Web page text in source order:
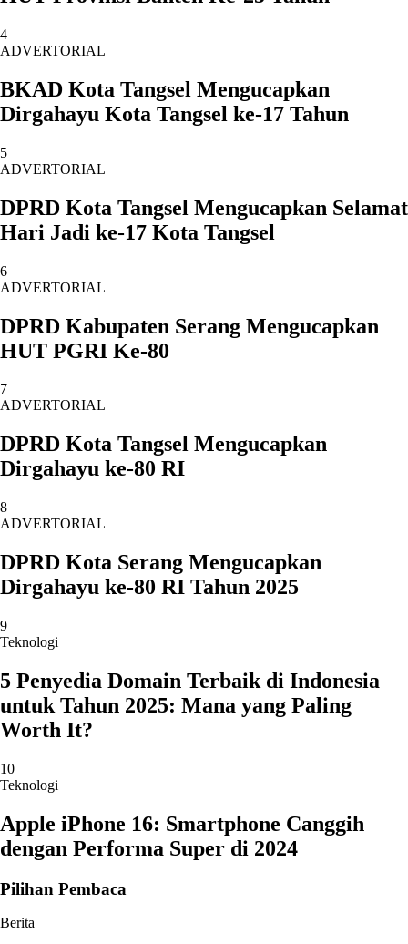
4
ADVERTORIAL
BKAD Kota Tangsel Mengucapkan
Dirgahayu Kota Tangsel ke-17 Tahun
5
ADVERTORIAL
DPRD Kota Tangsel Mengucapkan Selamat
Hari Jadi ke-17 Kota Tangsel
6
ADVERTORIAL
DPRD Kabupaten Serang Mengucapkan
HUT PGRI Ke-80
7
ADVERTORIAL
DPRD Kota Tangsel Mengucapkan
Dirgahayu ke-80 RI
8
ADVERTORIAL
DPRD Kota Serang Mengucapkan
Dirgahayu ke-80 RI Tahun 2025
9
Teknologi
5 Penyedia Domain Terbaik di Indonesia
untuk Tahun 2025: Mana yang Paling
Worth It?
10
Teknologi
Apple iPhone 16: Smartphone Canggih
dengan Performa Super di 2024
Pilihan Pembaca
Berita